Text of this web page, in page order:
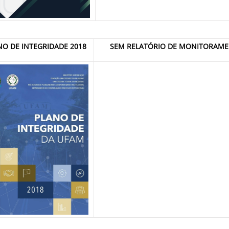
DE INTEGRIDADE 2018 SEM RELATÓRIO DE